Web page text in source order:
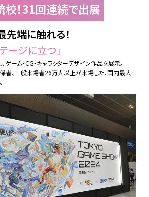
校！31回連続で出展
先端に触れる！
ージに立つ」
ゲーム・CG・キャラクターデザイン作品を展示。
者、一般来場者26万人以上が来場した、国内最大